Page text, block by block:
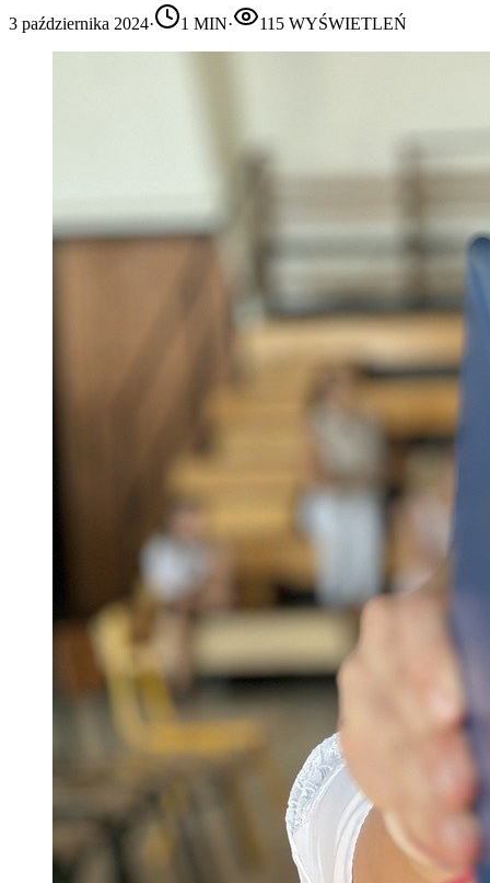
3 października 2024· 1 MIN· 115 WYŚWIETLEŃ